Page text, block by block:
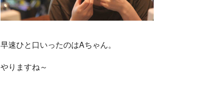
早速ひと口いったのはAちゃん。
やりますね～